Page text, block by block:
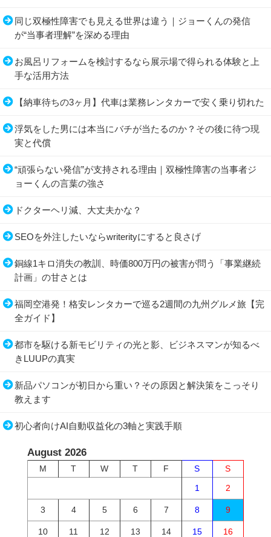
同じ双極性障害でも見える世界は違う｜ジョーくんの発信
が“当事者理解”を深める理由
お風呂リフォームを検討するなら展示場で得られる体験と上
手な活用方法
【納車待ちの3ヶ月】代車は業務レンタカーで安く乗り切れた
浮気をした男には本当にバチが当たるのか？その後に待つ現
実と代償
“頑張らない発信”が支持される理由｜双極性障害の当事者ジ
ョーくんの言葉の強さ
ドクターヘリ減、大丈夫かな？
SEOを外注したいならwriterityにすると良さげ
銅線1キロ消失の教訓、時価800万円の被害が問う「事業継続
計画」の甘さとは
福岡空港発！格安レンタカーで巡る2週間の九州グルメ旅【完
全ガイド】
都市を駆ける新モビリティの光と影、ビジネスマンが知るべ
きLUUPの真実
新品パソコンが初日から重い？その原因と解決策をこっそり
教えます
初心者向けAI自動収益化の3軸と実践手順
August 2026
M T W T F S
S
1
2
3 4 5 6 7 8 9
10 11 12 13 14 15 16